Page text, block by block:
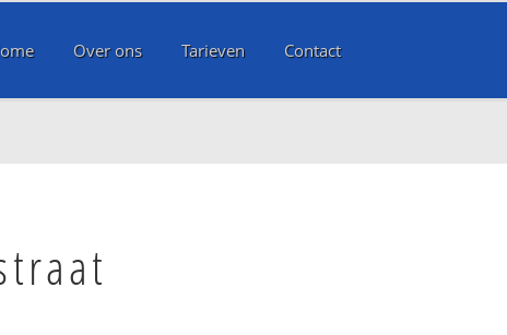
Over ons Tarieven Contact